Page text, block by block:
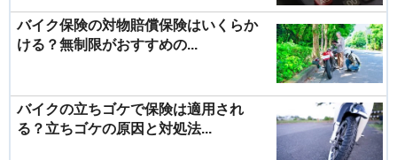
バイク保険の対物賠償保険はいくらか
ける？無制限がおすすめの...
バイクの立ちゴケで保険は適用され
る？立ちゴケの原因と対処法...